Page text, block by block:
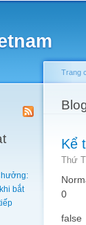
bắt
Trang
Kể
Thứ
0
false